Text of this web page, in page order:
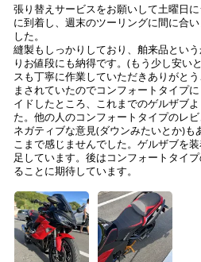
張り替えサービスをお願いして土曜日
に到着し、週末のツーリングに間に合
した。
縫製もしっかりしており、舶来品とい
りお値段にも納得です。(もう少し安い
スも丁寧に作業していただきありがと
まされていたのでコンフォートタイプ
イドしたところ、これまでのゲルザブ
た。他の人のコンフォートタイプのレ
ネガティブな意見(ダウンみたいとか)
こまで感じませんでした。ゲルザブを
足しています。後はコンフォートタイ
ることに期待しています。